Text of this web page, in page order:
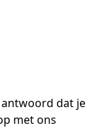
antwoord dat je
met ons